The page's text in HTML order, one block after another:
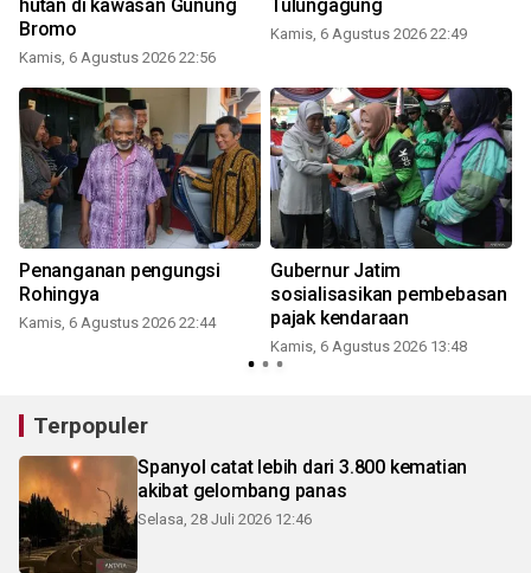
hutan di kawasan Gunung
Bromo
Kamis, 6 Agustus 2026 22:56
Tulungagung
Kamis, 6 Agustus 2026 22:49
Penanganan pengungsi
Rohingya
Kamis, 6 Agustus 2026 22:44
Gubernur Jatim
sosialisasikan pembebasan
pajak kendaraan
Kamis, 6 Agustus 2026 13:48
Terpopuler
Spanyol catat lebih dari 3.800 kematian
akibat gelombang panas
Selasa, 28 Juli 2026 12:46